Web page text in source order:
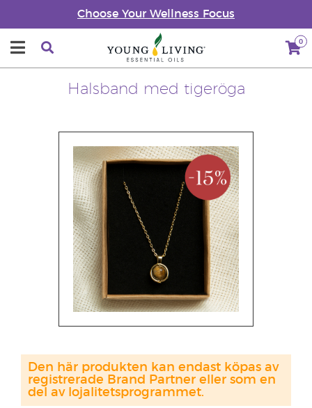
Choose Your Wellness Focus
0
Halsband med tigeröga
Den här produkten kan endast köpas av
registrerade Brand Partner eller som en
del av lojalitetsprogrammet.